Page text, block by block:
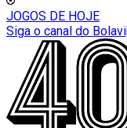
JOGOS DE HOJE
Siga o canal do